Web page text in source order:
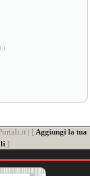
| [ Aggiungi la tua
]